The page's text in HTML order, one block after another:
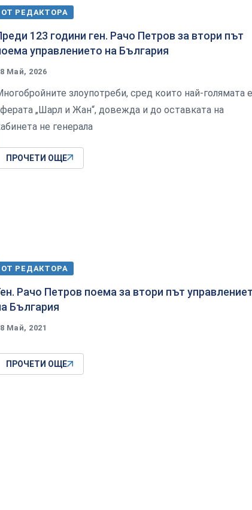
ОТ РЕДАКТОРА
123 години ген. Рачо Петров за втори път
управлението на България
Май, 2026
злоупотреби, сред които най-голямата е
„Шарл и Жан“, довежда и до оставката на
не генерала
ПРОЧЕТИ ОЩЕ
ОТ РЕДАКТОРА
Рачо Петров поема за втори път
България
Май, 2021
ПРОЧЕТИ ОЩЕ